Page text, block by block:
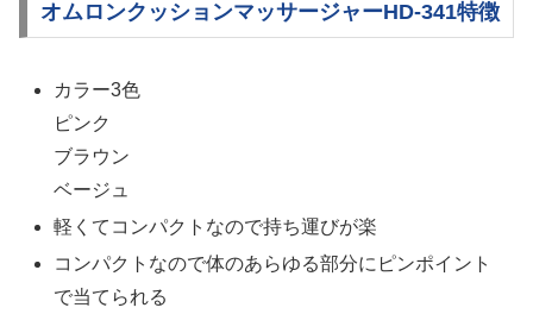
オムロンクッションマッサージャーHD-341特徴
カラー3色
ピンク
ブラウン
ベージュ
軽くてコンパクトなので持ち運びが楽
コンパクトなので体のあらゆる部分にピンポイント
で当てられる